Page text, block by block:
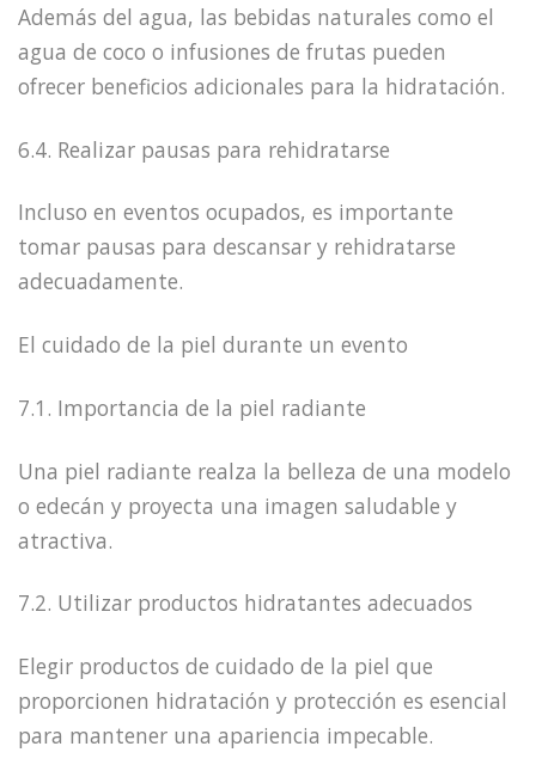
Además del agua, las bebidas naturales como el
agua de coco o infusiones de frutas pueden
ofrecer beneficios adicionales para la hidratación.
6.4. Realizar pausas para rehidratarse
Incluso en eventos ocupados, es importante
tomar pausas para descansar y rehidratarse
adecuadamente.
El cuidado de la piel durante un evento
7.1. Importancia de la piel radiante
Una piel radiante realza la belleza de una modelo
o edecán y proyecta una imagen saludable y
atractiva.
7.2. Utilizar productos hidratantes adecuados
Elegir productos de cuidado de la piel que
proporcionen hidratación y protección es esencial
para mantener una apariencia impecable.